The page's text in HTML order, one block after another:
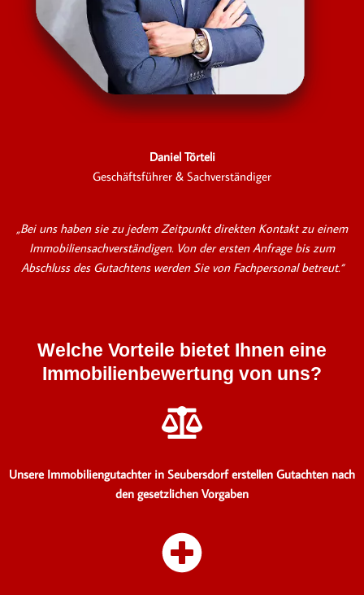
Daniel Törteli
Geschäftsführer & Sachverständiger
„Bei uns haben sie zu jedem Zeitpunkt direkten Kontakt zu einem
Immobiliensachverständigen. Von der ersten Anfrage bis zum
Abschluss des Gutachtens werden Sie von Fachpersonal betreut.“
Welche Vorteile bietet Ihnen eine
Immobilienbewertung von uns?
Unsere Immobiliengutachter in Seubersdorf erstellen Gutachten nach
den gesetzlichen Vorgaben